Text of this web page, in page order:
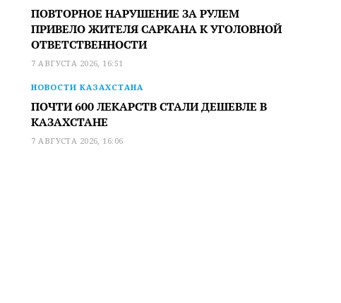
ПОВТОРНОЕ НАРУШЕНИЕ ЗА РУЛЕМ
ПРИВЕЛО ЖИТЕЛЯ САРКАНА К УГОЛОВНОЙ
ОТВЕТСТВЕННОСТИ
7 АВГУСТА 2026, 16:51
НОВОСТИ КАЗАХСТАНА
ПОЧТИ 600 ЛЕКАРСТВ СТАЛИ ДЕШЕВЛЕ В
КАЗАХСТАНЕ
7 АВГУСТА 2026, 16:06